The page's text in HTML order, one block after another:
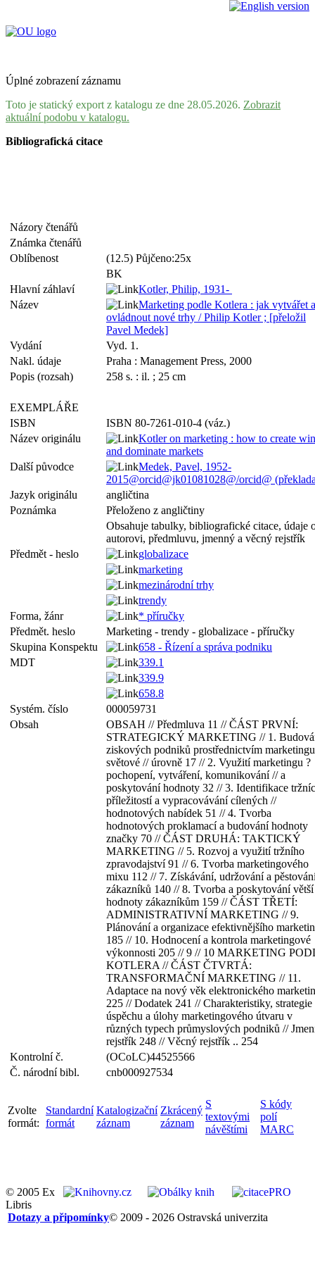
Úplné zobrazení záznamu
Toto je statický export z katalogu ze dne 28.05.2026. Zobrazit
aktuální podobu v katalogu.
Bibliografická citace
Názory čtenářů
Známka čtenářů
Oblíbenost
(12.5) Půjčeno:25x
BK
Hlavní záhlaví
Kotler, Philip, 1931-
Název
Marketing podle Kotlera : jak vytvářet a
ovládnout nové trhy / Philip Kotler ; [přeložil
Pavel Medek]
Vydání
Vyd. 1.
Nakl. údaje
Praha : Management Press, 2000
Popis (rozsah)
258 s. : il. ; 25 cm
EXEMPLÁŘE
ISBN
ISBN 80-7261-010-4 (váz.)
Název originálu
Kotler on marketing : how to create
and dominate markets
Další původce
Medek, Pavel, 1952-
2015@orcid@jk01081028@/orcid@
Jazyk originálu
angličtina
Poznámka
Přeloženo z angličtiny
Obsahuje tabulky, bibliografické citace, údaje
autorovi, předmluvu, jmenný a věcný rejstřík
Předmět - heslo
globalizace
marketing
mezinárodní trhy
trendy
Forma, žánr
* příručky
Předmět. heslo
Marketing - trendy - globalizace - příručky
Skupina Konspektu
658 - Řízení a správa podniku
MDT
339.1
339.9
658.8
Systém. číslo
000059731
Obsah
OBSAH // Předmluva 11 // ČÁST PRVNÍ:
STRATEGICKÝ MARKETING // 1.
ziskových podniků prostřednictvím marketingu
světové // úrovně 17 // 2. Využití marketingu ?
pochopení, vytváření, komunikování // a
poskytování hodnoty 32 // 3. Identifikace
příležitostí a vypracovávání cílených //
hodnotových nabídek 51 // 4. Tvorba
hodnotových proklamací a budování hodnoty
značky 70 // ČÁST DRUHÁ: TAKTICKÝ
MARKETING // 5. Rozvoj a využití tržního
zpravodajství 91 // 6. Tvorba marketingového
mixu 112 // 7. Získávání, udržování a
zákazníků 140 // 8. Tvorba a poskytování větší
hodnoty zákazníkům 159 // ČÁST TŘETÍ:
ADMINISTRATIVNÍ MARKETING // 9.
Plánování a organizace efektivnějšího
185 // 10. Hodnocení a kontrola marketingové
výkonnosti 205 // 9 // 10 MARKETING
KOTLERA // ČÁST ČTVRTÁ:
TRANSFORMAČNÍ MARKETING // 11.
Adaptace na nový věk elektronického
225 // Dodatek 241 // Charakteristiky, strategie
úspěchu a úlohy marketingového útvaru v
různých typech průmyslových podniků //
rejstřík 248 // Věcný rejstřík .. 254
Kontrolní č.
(OCoLC)44525566
Č. národní bibl.
cnb000927534
Zvolte
formát:
Standardní
formát
Katalogizační
záznam
Zkrácený
záznam
S
textovými
návěštími
S kódy
polí
MARC
© 2005 Ex
Libris
© 2009 - 2026 Ostravská univerzita
Dotazy a připomínky